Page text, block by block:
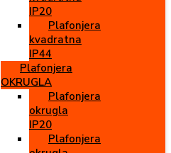
IP20
Plafonjera
kvadratna
IP44
Plafonjera
OKRUGLA
Plafonjera
okrugla
IP20
Plafonjera